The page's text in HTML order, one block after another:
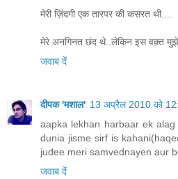
मेरी ज़िंदगी एक तारपर की कसरत थी....
मेरे अनगिनत छंद थे..लेकिन इस वक़्त मुझे,
जवाब दें
दीपक 'मशाल' 13 अप्रैल 2010 को
aapka lekhan harbaar ek
dunia jisme sirf is
judee meri samvednayen aur
जवाब दें